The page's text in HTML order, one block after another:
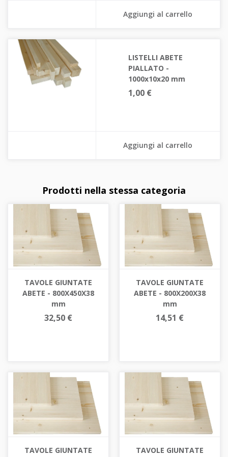
Aggiungi al carrello
LISTELLI ABETE
PIALLATO -
1000x10x20 mm
1,00 €
Aggiungi al carrello
Prodotti nella stessa categoria
TAVOLE GIUNTATE
ABETE - 800X450X38
mm
32,50 €
TAVOLE GIUNTATE
ABETE - 800X200X38
mm
14,51 €
TAVOLE GIUNTATE
TAVOLE GIUNTATE